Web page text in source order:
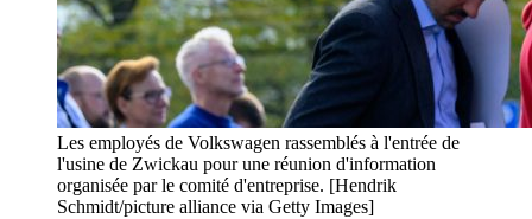
Les employés de Volkswagen rassemblés à l'entrée de
l'usine de Zwickau pour une réunion d'information
organisée par le comité d'entreprise. [Hendrik
Schmidt/picture alliance via Getty Images]